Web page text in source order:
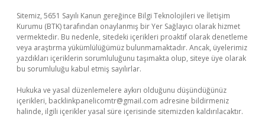
Sitemiz, 5651 Sayılı Kanun gereğince Bilgi Teknolojileri ve İletişim
Kurumu (BTK) tarafından onaylanmış bir Yer Sağlayıcı olarak hizmet
vermektedir. Bu nedenle, sitedeki içerikleri proaktif olarak denetleme
veya araştırma yükümlülüğümüz bulunmamaktadır. Ancak, üyelerimiz
yazdıkları içeriklerin sorumluluğunu taşımakta olup, siteye üye olarak
bu sorumluluğu kabul etmiş sayılırlar.
Hukuka ve yasal düzenlemelere aykırı olduğunu düşündüğünüz
içerikleri, backlinkpanelicomtr@gmail.com adresine bildirmeniz
halinde, ilgili içerikler yasal süre içerisinde sitemizden kaldırılacaktır.